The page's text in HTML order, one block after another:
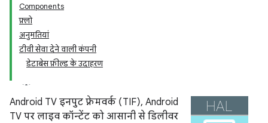
Components
फ़्लो
अनुमतियां
टीवी सेवा देने वाली कंपनी
डेटाबेस फ़ील्ड के उदाहरण
Android TV इनपुट फ़्रेमवर्क (TIF), Android
TV पर लाइव कॉन्टेंट को आसानी से डिलीवर